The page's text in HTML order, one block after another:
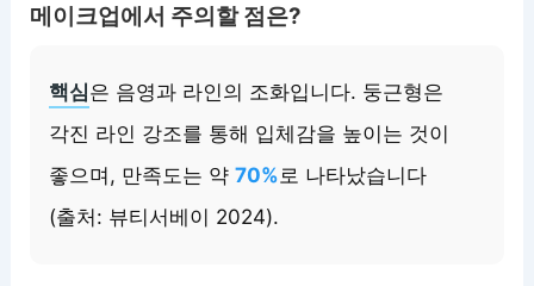
메이크업에서 주의할 점은?
핵심은 음영과 라인의 조화입니다. 둥근형은
각진 라인 강조를 통해 입체감을 높이는 것이
좋으며, 만족도는 약70% 로 나타났습니다
(출처: 뷰티서베이 2024).